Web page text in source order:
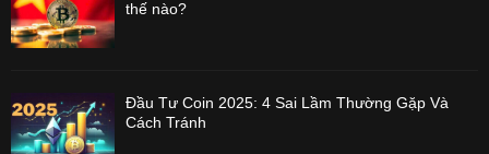
thế nào?
Đầu Tư Coin 2025: 4 Sai Lầm Thường Gặp Và
Cách Tránh